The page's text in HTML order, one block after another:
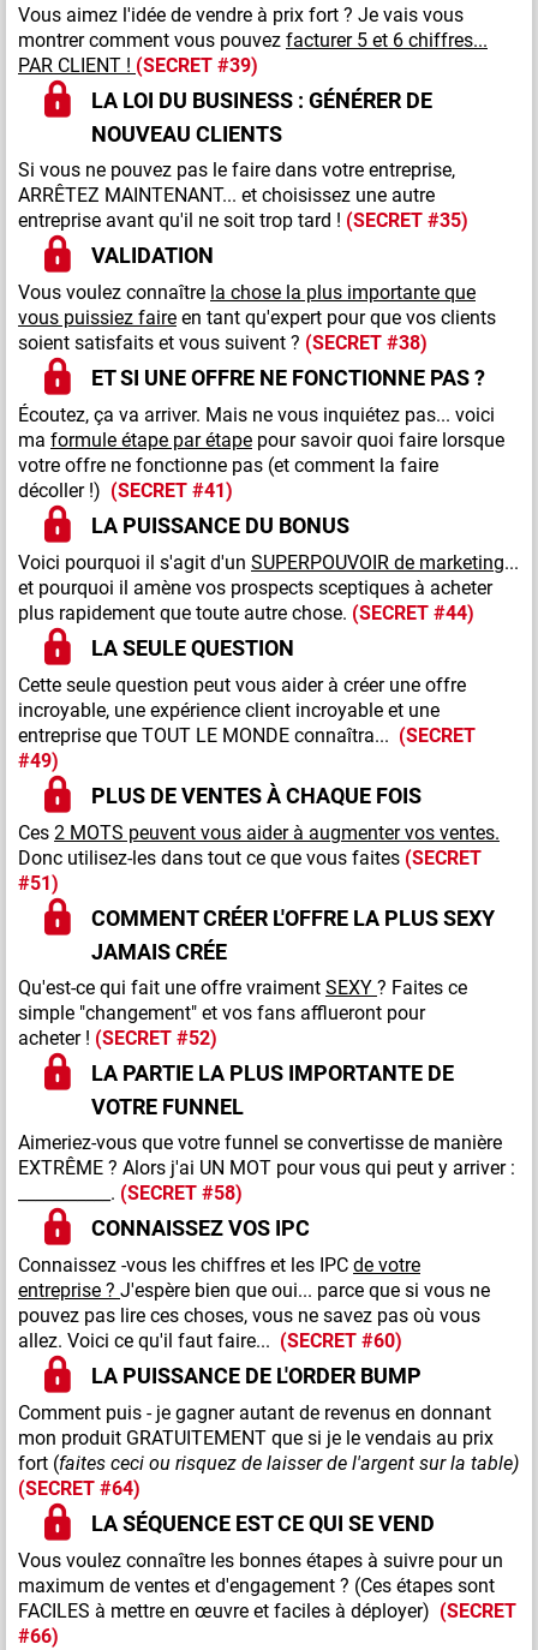
Vous aimez l'idée de vendre à prix fort ? Je vais vous
montrer comment vous pouvez facturer 5 et 6 chiffres...
PAR CLIENT ! (SECRET #39)
LA LOI DU BUSINESS : GÉNÉRER DE
NOUVEAU CLIENTS
Si vous ne pouvez pas le faire dans votre entreprise,
ARRÊTEZ MAINTENANT... et choisissez une autre
entreprise avant qu'il ne soit trop tard ! (SECRET #35)
VALIDATION
Vous voulez connaître la chose la plus importante que
vous puissiez faire en tant qu'expert pour que vos clients
soient satisfaits et vous suivent ? (SECRET #38)
ET SI UNE OFFRE NE FONCTIONNE PAS ?
Écoutez, ça va arriver. Mais ne vous inquiétez pas... voici
ma formule étape par étape pour savoir quoi faire lorsque
votre offre ne fonctionne pas (et comment la faire
décoller !) (SECRET #41)
LA PUISSANCE DU BONUS
Voici pourquoi il s'agit d'un SUPERPOUVOIR de marketing...
et pourquoi il amène vos prospects sceptiques à acheter
plus rapidement que toute autre chose. (SECRET #44)
LA SEULE QUESTION
Cette seule question peut vous aider à créer une offre
incroyable, une expérience client incroyable et une
entreprise que TOUT LE MONDE connaîtra... (SECRET
#49)
PLUS DE VENTES À CHAQUE FOIS
Ces 2 MOTS peuvent vous aider à augmenter vos ventes.
Donc utilisez-les dans tout ce que vous faites (SECRET
#51)
COMMENT CRÉER L'OFFRE LA PLUS SEXY
JAMAIS CRÉE
Qu'est-ce qui fait une offre vraiment SEXY ? Faites ce
simple "changement" et vos fans afflueront pour
acheter ! (SECRET #52)
LA PARTIE LA PLUS IMPORTANTE DE
VOTRE FUNNEL
Aimeriez-vous que votre funnel se convertisse de manière
EXTRÊME ? Alors j'ai UN MOT pour vous qui peut y arriver :
___________. (SECRET #58)
CONNAISSEZ VOS IPC
Connaissez -vous les chiffres et les IPC de votre
entreprise ? J'espère bien que oui... parce que si vous ne
pouvez pas lire ces choses, vous ne savez pas où vous
allez. Voici ce qu'il faut faire... (SECRET #60)
LA PUISSANCE DE L'ORDER BUMP
Comment puis - je gagner autant de revenus en donnant
mon produit GRATUITEMENT que si je le vendais au prix
fort (faites ceci ou risquez de laisser de l'argent sur la table)
(SECRET #64)
LA SÉQUENCE EST CE QUI SE VEND
Vous voulez connaître les bonnes étapes à suivre pour un
maximum de ventes et d'engagement ? (Ces étapes sont
FACILES à mettre en œuvre et faciles à déployer) (SECRET
#66)